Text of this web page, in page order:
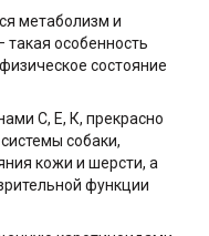
метаболизм и
особенность
состояние
С, Е, К, прекрасно
собаки,
кожи и шерсти, а
функции